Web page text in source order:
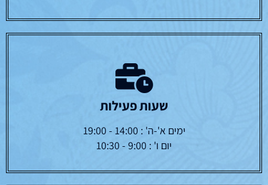
שעות פעילות
ימים א'-ה' : 14:00 - 19:00
יום ו' : 9:00 - 10:30